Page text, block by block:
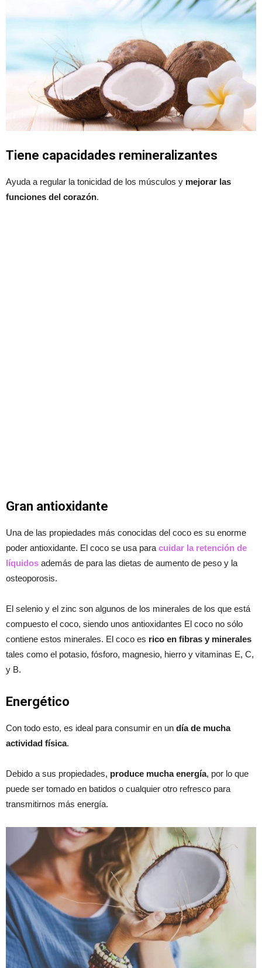
Tiene capacidades remineralizantes
Ayuda a regular la tonicidad de los músculos y mejorar las
funciones del corazón.
Gran antioxidante
Una de las propiedades más conocidas del coco es su enorme
poder antioxidante. El coco se usa para cuidar la retención de
líquidos además de para las dietas de aumento de peso y la
osteoporosis.
El selenio y el zinc son algunos de los minerales de los que está
compuesto el coco, siendo unos antioxidantes El coco no sólo
contiene estos minerales. El coco es rico en fibras y minerales
tales como el potasio, fósforo, magnesio, hierro y vitaminas E, C,
y B.
Energético
Con todo esto, es ideal para consumir en un día de mucha
actividad física.
Debido a sus propiedades, produce mucha energía, por lo que
puede ser tomado en batidos o cualquier otro refresco para
transmitirnos más energía.